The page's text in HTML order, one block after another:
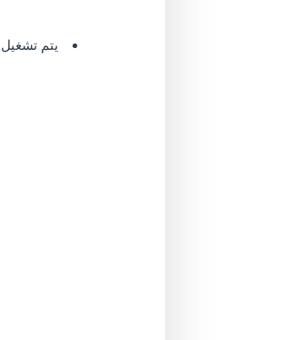
يتم